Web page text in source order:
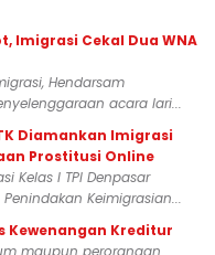
Imigrasi Cekal Dua WNA
Hendarsam
acara lari...
Diamankan Imigrasi
Prostitusi Online
Kelas I TPI Denpasar
Keimigrasian...
Kewenangan Kreditur